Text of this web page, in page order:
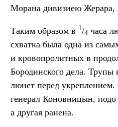
Морана дивизиею Жерара,
Таким образом в 1/4 часа
схватка была одна из
и кровопролитных в
Бородинского дела. Трупы
люнет перед
генерал Коновницын,
а другая ранена.